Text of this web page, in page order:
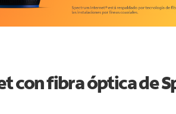
con fibra óptica de